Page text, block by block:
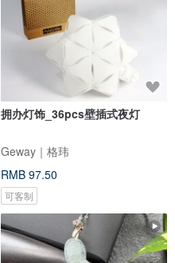
拥办灯饰_36pcs壁插式夜灯
Geway｜格玮
RMB 97.50
可客制